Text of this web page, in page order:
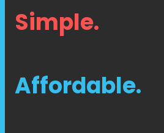
Simple.
Affordable.